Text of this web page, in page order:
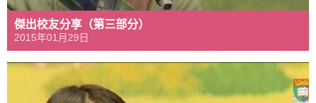
傑出校友分享（第三部分）
2015年01月29日